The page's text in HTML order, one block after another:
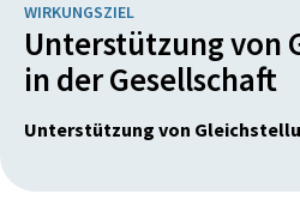
WIRKUNGSZIEL
Unterstützung von
in der Gesellschaft
Unterstützung von